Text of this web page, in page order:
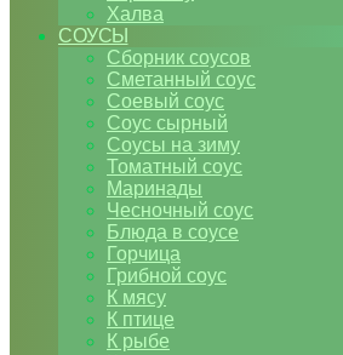
Халва
СОУСЫ
Сборник соусов
Сметанный соус
Соевый соус
Соус сырный
Соусы на зиму
Томатный соус
Маринады
Чесночный соус
Блюда в соусе
Горчица
Грибной соус
К мясу
К птице
К рыбе